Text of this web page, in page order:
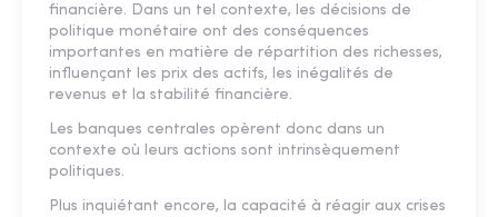
financière. Dans un tel contexte, les décisions de
politique monétaire ont des conséquences
importantes en matière de répartition des richesses,
influençant les prix des actifs, les inégalités de
revenus et la stabilité financière.
Les banques centrales opèrent donc dans un
contexte où leurs actions sont intrinsèquement
politiques.
Plus inquiétant encore, la capacité à réagir aux crises